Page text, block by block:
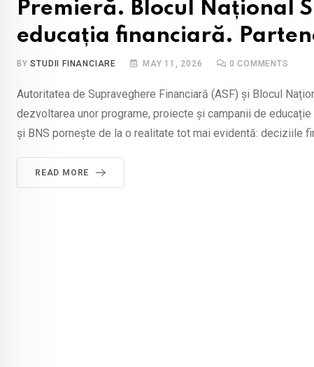
Premieră. Blocul Național
educația financiară.
BYSTUDII FINANCIARE MAY 11, 2026 0 COMMENTS
Autoritatea de Supraveghere Financiară (ASF) și Blocul
dezvoltarea unor programe, proiecte și campanii de
și BNS pornește de la o realitate tot mai evidentă: deciziile
READ MORE